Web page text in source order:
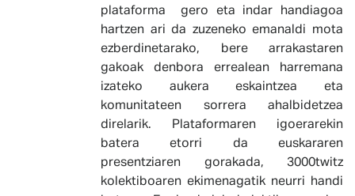
plataforma gero eta indar handiagoa
hartzen ari da zuzeneko emanaldi mota
ezberdinetarako, bere arrakastaren
gakoak denbora errealean harremana
izateko aukera eskaintzea eta
komunitateen sorrera ahalbidetzea
direlarik. Plataformaren igoerarekin
batera etorri da euskararen
presentziaren gorakada, 3000twitz
kolektiboaren ekimenagatik neurri handi